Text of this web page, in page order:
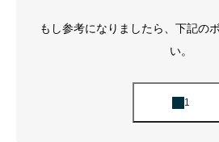
もし参考になりましたら、下記の
い。